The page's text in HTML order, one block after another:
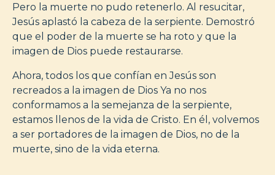
Pero la muerte no pudo retenerlo. Al resucitar,
Jesús aplastó la cabeza de la serpiente. Demostró
que el poder de la muerte se ha roto y que la
imagen de Dios puede restaurarse.
Ahora, todos los que confían en Jesús son
recreados a la imagen de Dios Ya no nos
conformamos a la semejanza de la serpiente,
estamos llenos de la vida de Cristo. En él, volvemos
a ser portadores de la imagen de Dios, no de la
muerte, sino de la vida eterna.